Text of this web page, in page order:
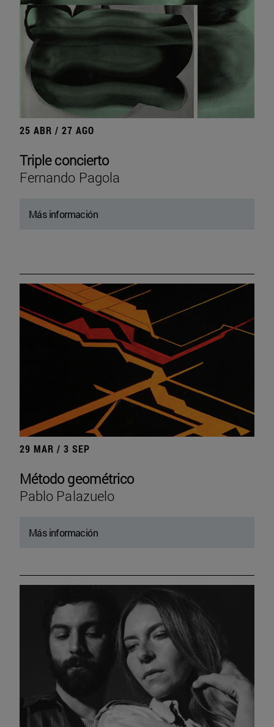
25 ABR / 27 AGO
Triple concierto
Fernando Pagola
Más información
29 MAR / 3 SEP
Método geométrico
Pablo Palazuelo
Más información